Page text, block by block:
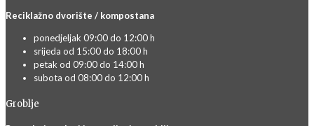
Reciklažno dvorište / kompostana
ponedjeljak 09:00 do 12:00 h
srijeda od 15:00 do 18:00 h
petak od 09:00 do 14:00 h
subota od 08:00 do 12:00 h
Groblje